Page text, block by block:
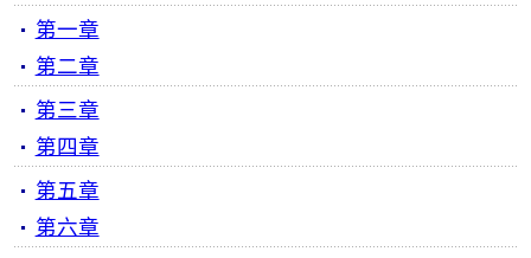
第一章
第二章
第三章
第四章
第五章
第六章